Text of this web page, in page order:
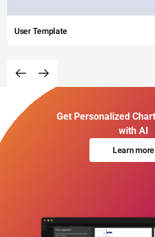
User Template
Get Personalized
with AI
Learn more